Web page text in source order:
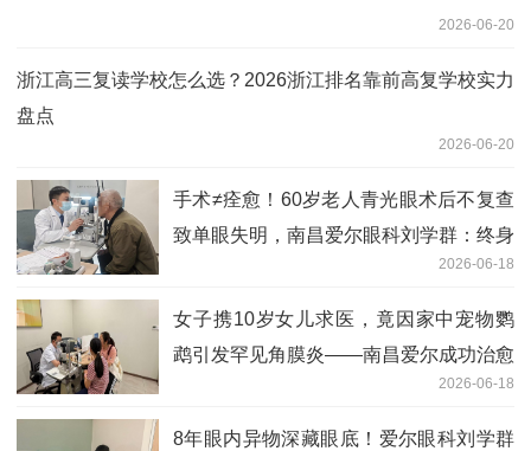
2026-06-20
浙江高三复读学校怎么选？2026浙江排名靠前高复学校实力
盘点
2026-06-20
手术≠痊愈！60岁老人青光眼术后不复查
致单眼失明，南昌爱尔眼科刘学群：终身
2026-06-18
女子携10岁女儿求医，竟因家中宠物鹦
鹉引发罕见角膜炎——南昌爱尔成功治愈
2026-06-18
8年眼内异物深藏眼底！爱尔眼科刘学群